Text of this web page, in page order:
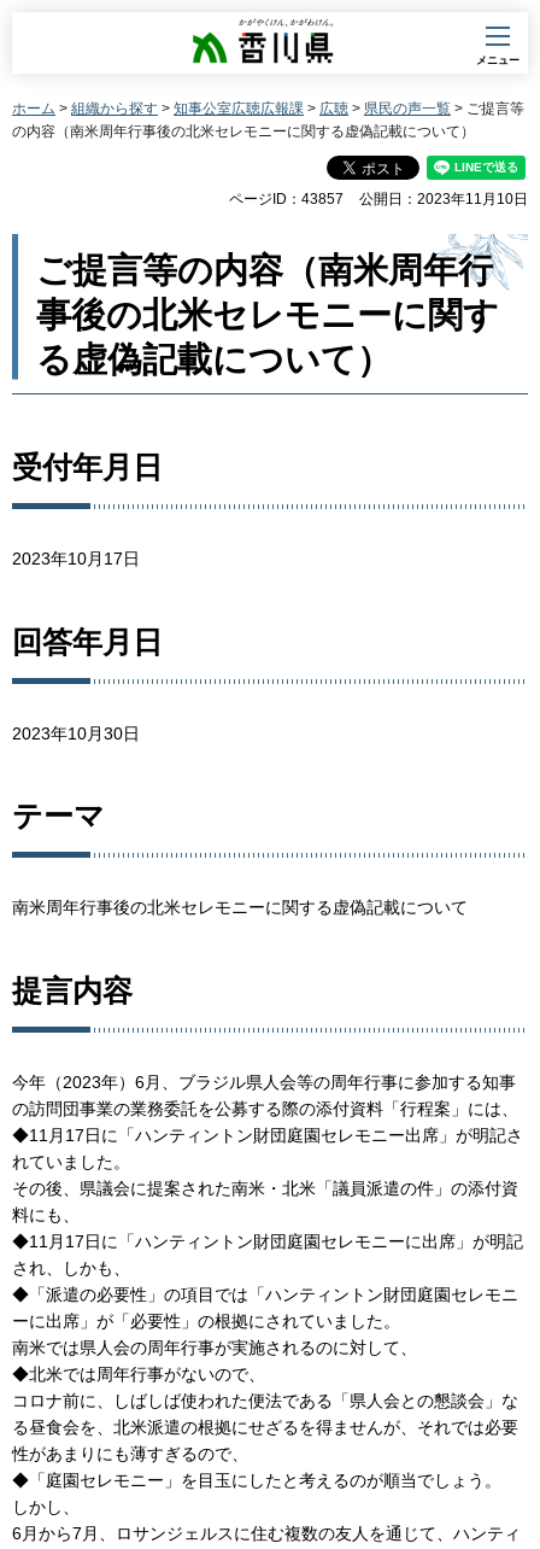
香川県
メニュー
ホーム > 組織から探す > 知事公室広聴広報課 > 広聴 > 県民の声一覧 > ご提言等
の内容（南米周年行事後の北米セレモニーに関する虚偽記載について）
ページID：43857 公開日：2023年11月10日
ご提言等の内容（南米周年行
事後の北米セレモニーに関す
る虚偽記載について）
受付年月日
2023年10月17日
回答年月日
2023年10月30日
テーマ
南米周年行事後の北米セレモニーに関する虚偽記載について
提言内容
今年（2023年）6月、ブラジル県人会等の周年行事に参加する知事
の訪問団事業の業務委託を公募する際の添付資料「行程案」には、
◆11月17日に「ハンティントン財団庭園セレモニー出席」が明記さ
れていました。
その後、県議会に提案された南米・北米「議員派遣の件」の添付資
料にも、
◆11月17日に「ハンティントン財団庭園セレモニーに出席」が明記
され、しかも、
◆「派遣の必要性」の項目では「ハンティントン財団庭園セレモニ
ーに出席」が「必要性」の根拠にされていました。
南米では県人会の周年行事が実施されるのに対して、
◆北米では周年行事がないので、
コロナ前に、しばしば使われた便法である「県人会との懇談会」な
る昼食会を、北米派遣の根拠にせざるを得ませんが、それでは必要
性があまりにも薄すぎるので、
◆「庭園セレモニー」を目玉にしたと考えるのが順当でしょう。
しかし、
6月から7月、ロサンジェルスに住む複数の友人を通じて、ハンティ